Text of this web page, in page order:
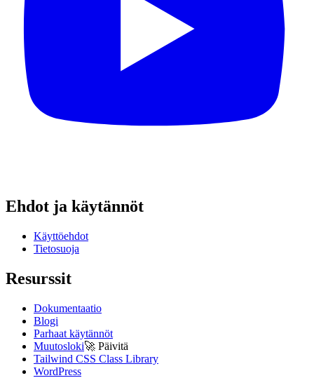
Ehdot ja käytännöt
Käyttöehdot
Tietosuoja
Resurssit
Dokumentaatio
Blogi
Parhaat käytännöt
Muutosloki🚀 Päivitä
Tailwind CSS Class Library
WordPress